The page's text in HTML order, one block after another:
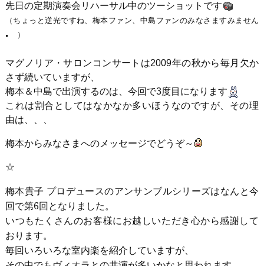
先日の定期演奏会リハーサル中のツーショットです
（ちょっと逆光ですね、梅本ファン、中島ファンのみなさますみません
）
マグノリア・サロンコンサートは2009年の秋から毎月欠か
さず続いていますが、
梅本＆中島で出演するのは、今回で3度目になります
これは割合としてはなかなか多いほうなのですが、その理
由は、、、
梅本からみなさまへのメッセージでどうぞ～
☆
梅本貴子 プロデュースのアンサンブルシリーズはなんと今
回で第6回となりました。
いつもたくさんのお客様にお越しいただき心から感謝して
おります。
毎回いろいろな室内楽を紹介していますが、